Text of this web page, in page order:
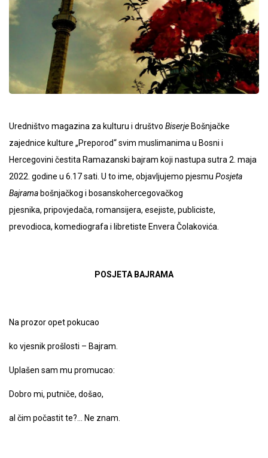
Uredništvo magazina za kulturu i društvo Biserje Bošnjačke
zajednice kulture „Preporod“ svim muslimanima u Bosni i
Hercegovini čestita Ramazanski bajram koji nastupa sutra 2. maja
2022. godine u 6.17 sati. U to ime, objavljujemo pjesmu Posjeta
Bajrama bošnjačkog i bosanskohercegovačkog
pjesnika, pripovjedača, romansijera, esejiste, publiciste,
prevodioca, komediografa i libretiste Envera Čolakovića.
POSJETA BAJRAMA
Na prozor opet pokucao
ko vjesnik prošlosti – Bajram.
Uplašen sam mu promucao:
Dobro mi, putniče, došao,
al čim počastit te?… Ne znam.